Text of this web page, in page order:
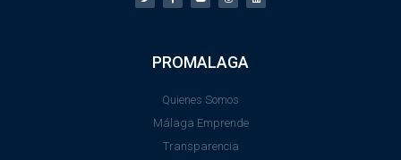
PROMALAGA
Quienes Somos
Málaga Emprende
Transparencia